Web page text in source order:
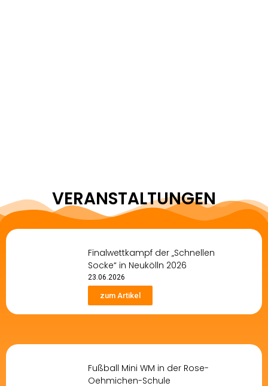
VERANSTALTUNGEN
Finalwettkampf der „Schnellen
Socke“ in Neukölln 2026
23.06.2026
zum Artikel
Fußball Mini WM in der Rose-
Oehmichen-Schule